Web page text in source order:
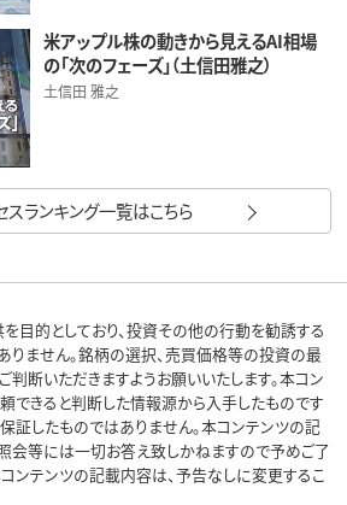
米アップル株の動きから見えるAI相場
の「次のフェーズ」（土信田雅之）
土信田 雅之
スランキング一覧はこちら
目的としており、投資その他の行動を勧誘する
りません。銘柄の選択、売買価格等の投資の最
判断いただきますようお願いいたします。本コン
できると判断した情報源から入手したものです
証したものではありません。本コンテンツの記
会等には一切お答え致しかねますので予めご了
コンテンツの記載内容は、予告なしに変更するこ